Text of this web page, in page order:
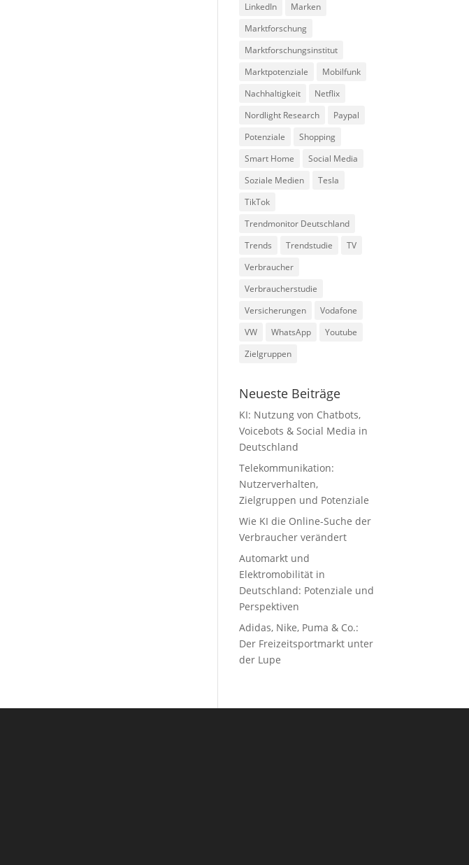
LinkedIn
Marken
Marktforschung
Marktforschungsinstitut
Marktpotenziale
Mobilfunk
Nachhaltigkeit
Netflix
Nordlight Research
Paypal
Potenziale
Shopping
Smart Home
Social Media
Soziale Medien
Tesla
TikTok
Trendmonitor Deutschland
Trends
Trendstudie
TV
Verbraucher
Verbraucherstudie
Versicherungen
Vodafone
VW
WhatsApp
Youtube
Zielgruppen
Neueste Beiträge
KI: Nutzung von Chatbots,
Voicebots & Social Media in
Deutschland
Telekommunikation:
Nutzerverhalten,
Zielgruppen und Potenziale
Wie KI die Online-Suche der
Verbraucher verändert
Automarkt und
Elektromobilität in
Deutschland: Potenziale und
Perspektiven
Adidas, Nike, Puma & Co.:
Der Freizeitsportmarkt unter
der Lupe